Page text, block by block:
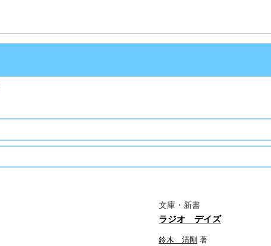
文庫・新書
ラジオ デイズ
鈴木 清剛 著